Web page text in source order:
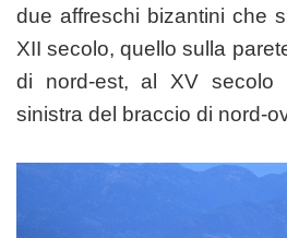
due affreschi bizantini che
XII secolo, quello sulla
di nord-est, al XV secolo
sinistra del braccio di nord-